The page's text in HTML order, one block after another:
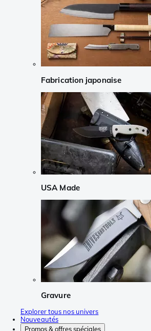
Fabrication japonaise
USA Made
Gravure
Explorer tous nos univers
Nouveautés
Promos & offres spéciales